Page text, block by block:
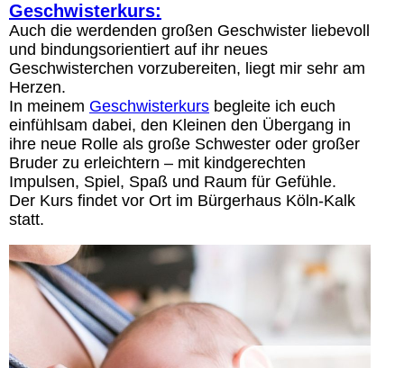
Geschwisterkurs:
Auch die werdenden großen Geschwister liebevoll
und bindungsorientiert auf ihr neues
Geschwisterchen vorzubereiten, liegt mir sehr am
Herzen.
In meinem Geschwisterkurs begleite ich euch
einfühlsam dabei, den Kleinen den Übergang in
ihre neue Rolle als große Schwester oder großer
Bruder zu erleichtern – mit kindgerechten
Impulsen, Spiel, Spaß und Raum für Gefühle.
Der Kurs findet vor Ort im Bürgerhaus Köln-Kalk
statt.